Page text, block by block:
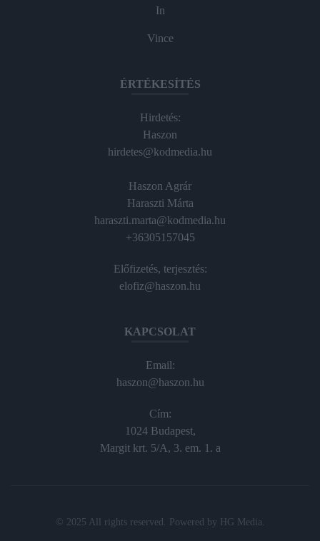
In
Vince
ÉRTÉKESÍTÉS
Hirdetés:
Haszon
hirdetes@kodmedia.hu
Haszon Agrár
Haraszti Márta
haraszti.marta@kodmedia.hu
+36305157045
Előfizetés, terjesztés:
elofiz@haszon.hu
KAPCSOLAT
Email:
haszon@haszon.hu
Cím:
1024 Budapest,
Margit krt. 5/A, 3. em. 1. a
© 2025 All rights reserved. Powered by HG Media